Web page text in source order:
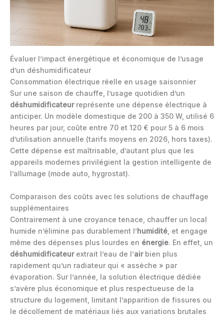
Évaluer l’impact énergétique et économique de l’usage
d’un déshumidificateur
Consommation électrique réelle en usage saisonnier
Sur une saison de chauffe, l’usage quotidien d’un
déshumidificateurreprésente une dépense électrique à
anticiper. Un modèle domestique de 200 à 350 W, utilisé 6
heures par jour, coûte entre 70 et 120 € pour 5 à 6 mois
d’utilisation annuelle (tarifs moyens en 2026, hors taxes).
Cette dépense est maîtrisable, d’autant plus que les
appareils modernes privilégient la gestion intelligente de
l’allumage (mode auto, hygrostat).
Comparaison des coûts avec les solutions de chauffage
supplémentaires
Contrairement à une croyance tenace, chauffer un local
humide n’élimine pas durablement l’humidité , et engage
même des dépenses plus lourdes en énergie. En effet, un
déshumidificateurextrait l’eau de l’airbien plus
rapidement qu’un radiateur qui « assèche » par
évaporation. Sur l’année, la solution électrique dédiée
s’avère plus économique et plus respectueuse de la
structure du logement, limitant l’apparition de fissures ou
le décollement de matériaux liés aux variations brutales